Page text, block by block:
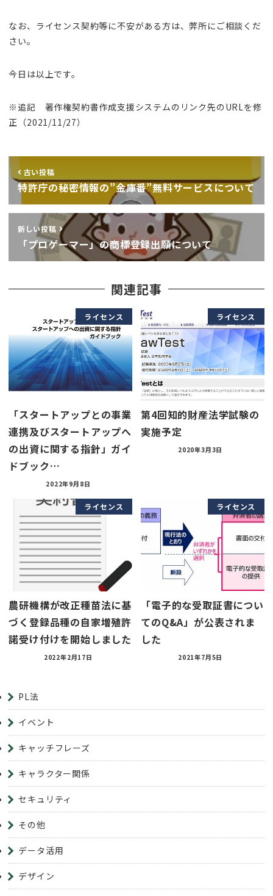
なお、ライセンス契約等に不安がある方は、弊所にご相談くだ
さい。
今日は以上です。
※追記 著作権契約書作成支援システムのリンク先のURLを修
正（2021/11/27）
古い投稿
特許庁の秘密情報の”金庫番”無料サービスについて
新しい投稿
「プロゲーマー」の商標登録出願について
関連記事
ライセンス
「スタートアップとの事業
連携及びスタートアップへ
の出資に関する指針」ガイ
ドブック…
2022年9月8日
ライセンス
第4回知的財産法学試験の
実施予定
2020年3月3日
ライセンス
農研機構が改正種苗法に基
づく登録品種の自家増殖許
諾受け付けを開始しました
2022年2月17日
ライセンス
「電子的な受取証書につい
てのQ&A」が公表されま
した
2021年7月5日
PL法
イベント
キャッチフレーズ
キャラクター関係
セキュリティ
その他
データ活用
デザイン